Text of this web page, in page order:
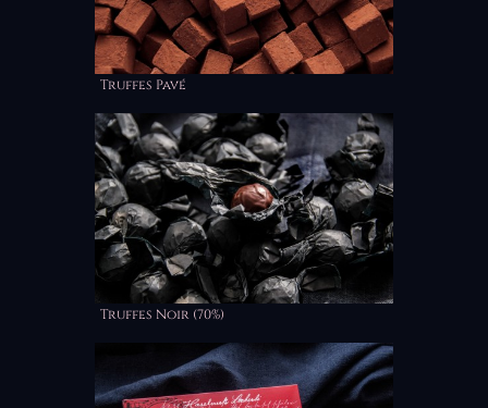
Truffes Pavé
Truffes Noir (70%)